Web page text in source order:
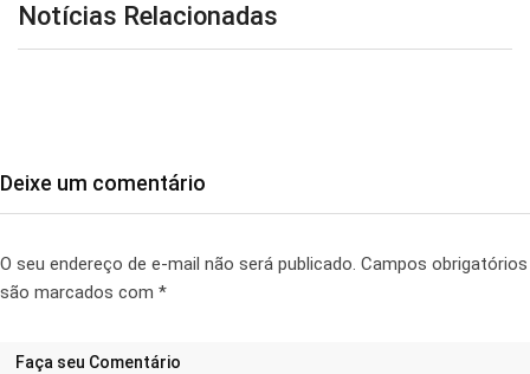
Notícias Relacionadas
Deixe um comentário
O seu endereço de e-mail não será publicado. Campos obrigatórios
são marcados com *